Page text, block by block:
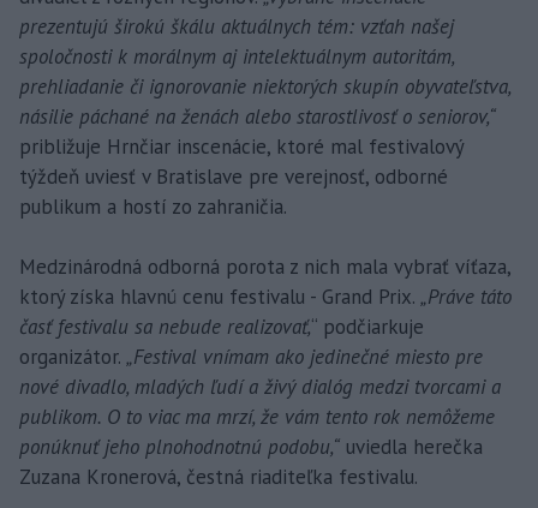
prezentujú širokú škálu aktuálnych tém: vzťah našej
spoločnosti k morálnym aj intelektuálnym autoritám,
prehliadanie či ignorovanie niektorých skupín obyvateľstva,
násilie páchané na ženách alebo starostlivosť o seniorov,“
približuje Hrnčiar inscenácie, ktoré mal festivalový
týždeň uviesť v Bratislave pre verejnosť, odborné
publikum a hostí zo zahraničia.
Medzinárodná odborná porota z nich mala vybrať víťaza,
ktorý získa hlavnú cenu festivalu - Grand Prix. „Práve táto
časť festivalu sa nebude realizovať,“ podčiarkuje
organizátor. „Festival vnímam ako jedinečné miesto pre
nové divadlo, mladých ľudí a živý dialóg medzi tvorcami a
publikom. O to viac ma mrzí, že vám tento rok nemôžeme
ponúknuť jeho plnohodnotnú podobu,“ uviedla herečka
Zuzana Kronerová, čestná riaditeľka festivalu.